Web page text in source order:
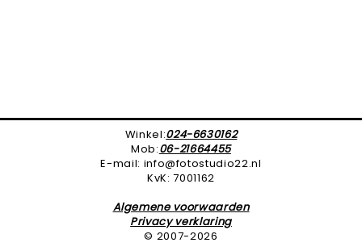
Winkel:024-6630162
Mob:06-21664455
E-mail: info@fotostudio22.nl
KvK: 7001162
Algemene voorwaarden
Privacy verklaring
© 2007-2026